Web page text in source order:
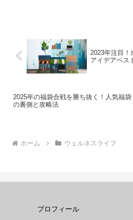
2023年注目！
アイデアベス
2025年の福袋合戦を勝ち抜く！人気福袋
の裏側と攻略法
ホーム ウェルネスライフ
プロフィール